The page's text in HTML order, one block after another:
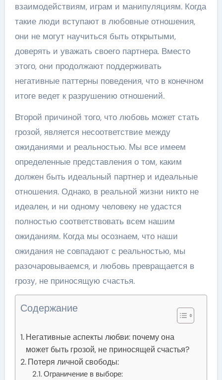
взаимодействиям, играм и манипуляциям. Когда
такие люди вступают в любовные отношения,
они не могут научиться быть открытыми,
доверять и уважать своего партнера. Вместо
этого, они продолжают поддерживать
негативные паттерны поведения, что в конечном
итоге ведет к разрушению отношений.
Второй причиной того, что любовь может стать
грозой, является несоответствие между
ожиданиями и реальностью. Мы все имеем
определенные представления о том, каким
должен быть идеальный партнер и идеальные
отношения. Однако, в реальной жизни никто не
идеален, и ни одному человеку не удастся
полностью соответствовать всем нашим
ожиданиям. Когда мы осознаем, что наши
ожидания не совпадают с реальностью, мы
разочаровываемся, и любовь превращается в
грозу, не приносящую счастья.
Содержание
Негативные аспекты любви: почему она
может быть грозой, не приносящей счастья?
Потеря личной свободы:
Ограничение в выборе: